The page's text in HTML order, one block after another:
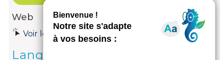
Web
Voir le site internet
Langues parlées